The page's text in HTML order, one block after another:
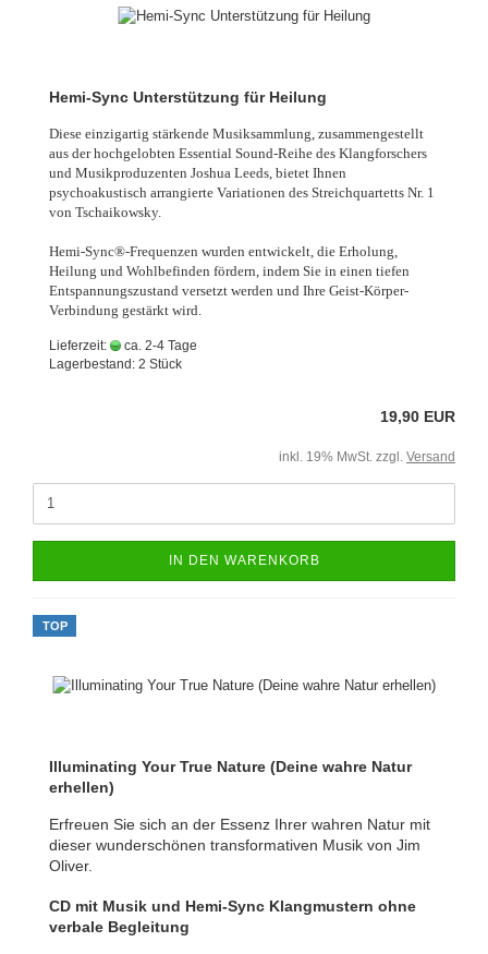
Hemi-Sync Unterstützung für Heilung
Diese einzigartig stärkende Musiksammlung, zusammengestellt
aus der hochgelobten Essential Sound-Reihe des Klangforschers
und Musikproduzenten Joshua Leeds, bietet Ihnen
psychoakustisch arrangierte Variationen des Streichquartetts Nr. 1
von Tschaikowsky.
Hemi-Sync®-Frequenzen wurden entwickelt, die Erholung,
Heilung und Wohlbefinden fördern, indem Sie in einen tiefen
Entspannungszustand versetzt werden und Ihre Geist-Körper-
Verbindung gestärkt wird.
Lieferzeit:
ca. 2-4 Tage
Lagerbestand: 2 Stück
19,90 EUR
inkl. 19% MwSt. zzgl. Versand
IN DEN WARENKORB
TOP
Illuminating Your True Nature (Deine wahre Natur
erhellen)
Erfreuen Sie sich an der Essenz Ihrer wahren Natur mit
dieser wunderschönen transformativen Musik von Jim
Oliver.
CD mit Musik und Hemi-Sync Klangmustern ohne
verbale Begleitung